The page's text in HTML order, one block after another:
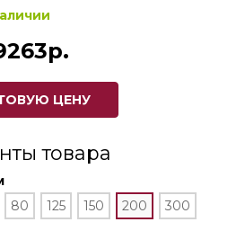
ЦЕНУ
товара
80 125 150 200 300